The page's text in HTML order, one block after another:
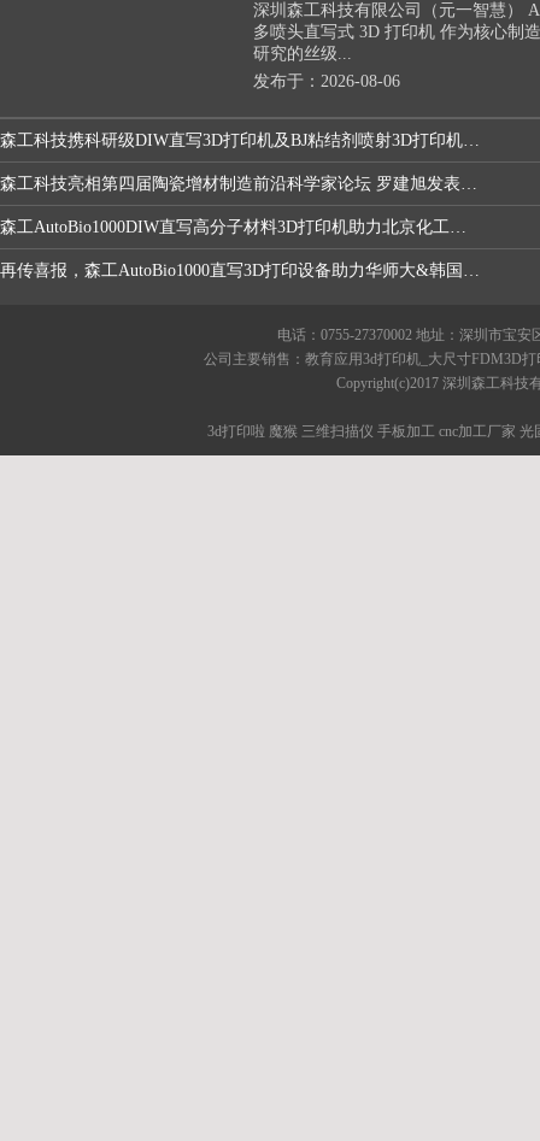
深圳森工科技有限公司（元一智慧）
多喷头直写式 3D 打印机 作为核心制
研究的丝级...
发布于：2026-08-06
森工科技携科研级DIW直写3D打印机及BJ粘结剂喷射3D打印机亮相中国材料大会 2026，助力新材料科研创新发展
森工科技亮相第四届陶瓷增材制造前沿科学家论坛 罗建旭发表“高性能非金属材料挤出直写与粘接剂喷射工艺解决方案”主题报告
森工AutoBio1000DIW直写高分子材料3D打印机助力北京化工大学团队在《JACS》发表高水平论文
再传喜报，森工AutoBio1000直写3D打印设备助力华师大&韩国KAIST科研团队在材料科学顶刊发表高水平论文
电话：0755-27370002 地址：深圳市宝
公司主要销售：教育应用3d打印机_大尺寸FDM3D
Copyright(c)2017 深圳森工科技
3d打印啦 魔猴 三维扫描仪 手板加工 cnc加工厂家 光